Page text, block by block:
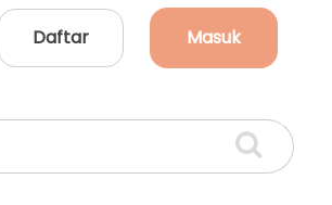
Daftar Masuk